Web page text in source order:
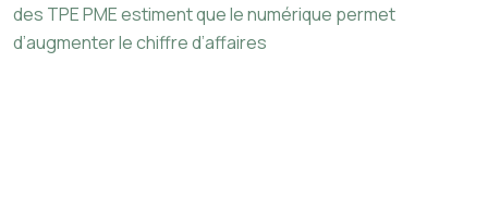
des TPE PME estiment que le numérique permet
d’augmenter le chiffre d’affaires